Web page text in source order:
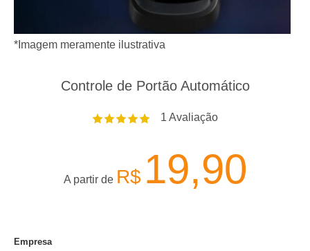
*Imagem meramente ilustrativa
Controle de Portão Automático
1 Avaliação
A partir de R$ 19,90
Empresa